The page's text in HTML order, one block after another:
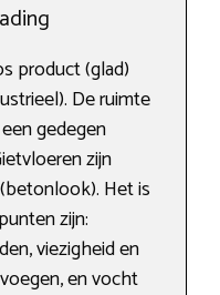
product (glad)
De ruimte
gedegen
zijn
Het is
zijn:
viezigheid en
en vocht